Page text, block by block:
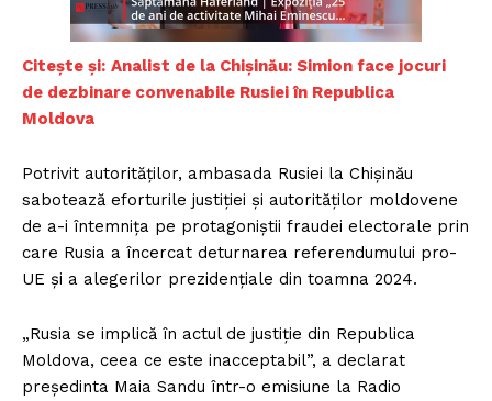
Citește și: Analist de la Chișinău: Simion face jocuri
de dezbinare convenabile Rusiei în Republica
Moldova
Potrivit autorităților, ambasada Rusiei la Chișinău
sabotează eforturile justiției și autorităților moldovene
de a-i întemnița pe protagoniștii fraudei electorale prin
care Rusia a încercat deturnarea referendumului pro-
UE și a alegerilor prezidențiale din toamna 2024.
„Rusia se implică în actul de justiție din Republica
Moldova, ceea ce este inacceptabil”, a declarat
președinta Maia Sandu într-o emisiune la Radio